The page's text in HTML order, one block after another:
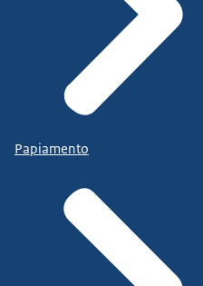
Papiamento